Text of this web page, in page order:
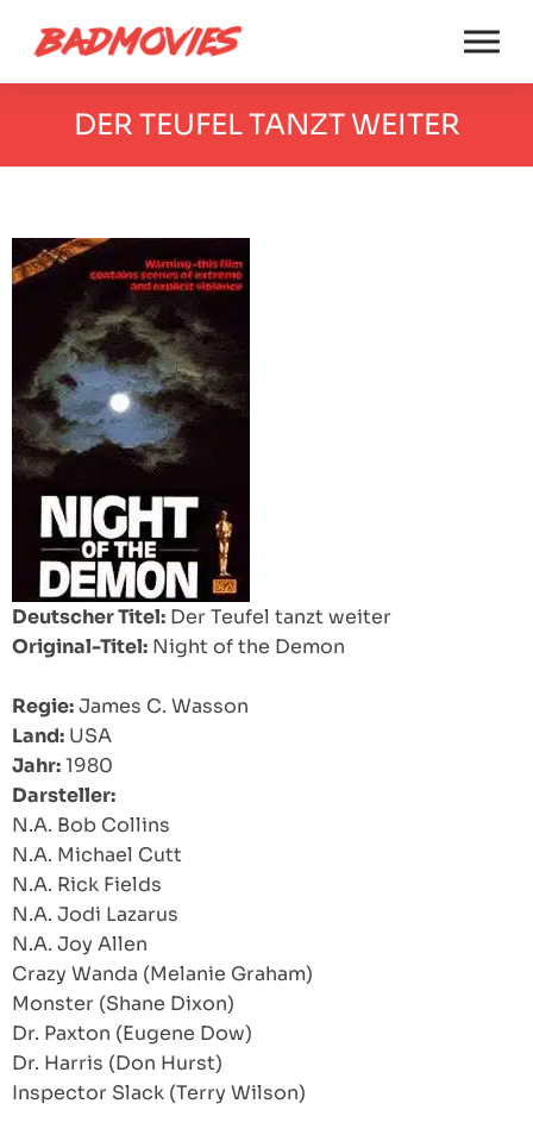
DER TEUFEL TANZT WEITER
Deutscher Titel: Der Teufel tanzt weiter
Original-Titel: Night of the Demon
Regie:James C. Wasson
Land: USA
Jahr:1980
Darsteller:
N.A. Bob Collins
N.A. Michael Cutt
N.A. Rick Fields
N.A. Jodi Lazarus
N.A. Joy Allen
Crazy Wanda (Melanie Graham)
Monster (Shane Dixon)
Dr. Paxton (Eugene Dow)
Dr. Harris (Don Hurst)
Inspector Slack (Terry Wilson)